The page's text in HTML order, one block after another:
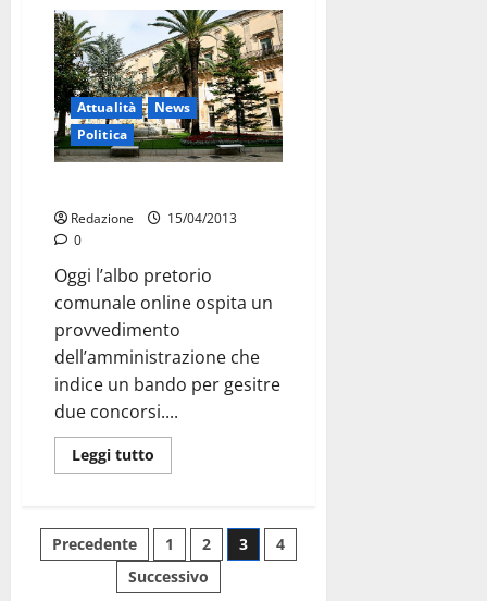
Attualità
News
Politica
Redazione
15/04/2013
0
Oggi l’albo pretorio
comunale online ospita un
provvedimento
dell’amministrazione che
indice un bando per gesitre
due concorsi....
Leggi tutto
Precedente 1 2 3
4
Successivo